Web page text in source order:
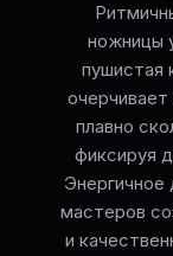
ножницы
пушистая
плавно
фиксируя
мастеров
и